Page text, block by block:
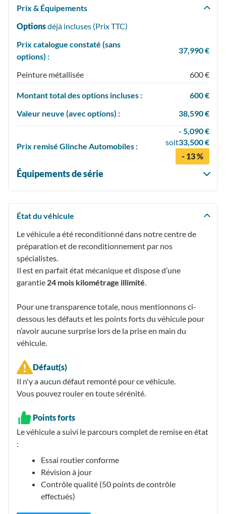
Prix & Équipements
Optionsdéjà incluses (PrixTTC)
Prix catalogue constaté (sans
options) :
37,990 €
Peinture métallisée 600 €
Montant total des options incluses :
600 €
Valeur neuve (avec options) :
38,590 €
Prix remisé Glinche Automobiles :
- 5,090 €
soit33,500 €
- 13 %
Équipements de série
État du véhicule
Le véhicule a été reconditionné dans notre centre de
préparation et de reconditionnement par nos
spécialistes.
Il est en parfait état mécanique et dispose d’une
garantie 24 mois kilométrage illimité.
Pour une transparence totale, nous mentionnons ci-
dessous les défauts et les points forts du véhicule pour
n’avoir aucune surprise lors de la prise en main du
véhicule.
Défaut(s)
Il n'y a aucun défaut remonté pour ce véhicule.
Vous pouvez rouler en toute sérénité.
Points forts
Le véhicule a suivi le parcours complet de remise en état
:
Essai routier conforme
Révision à jour
Contrôle qualité (50 points de contrôle
effectués)